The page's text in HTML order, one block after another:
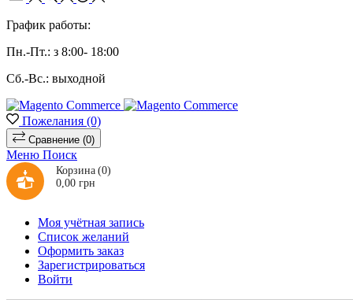
График работы:
Пн.-Пт.: з 8:00- 18:00
Сб.-Вс.: выходной
Пожелания (0)
Сравнение (0)
Меню Поиск
Корзина (0)
0,00 грн
Моя учётная запись
Список желаний
Оформить заказ
Зарегистрироваться
Войти